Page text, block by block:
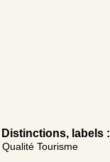
Distinctions, labels :
Qualité Tourisme